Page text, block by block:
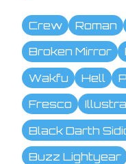
Crew Roman
Broken Mirror
Wakfu
Hell
Fresco
Black Darth
Buzz Lightyear